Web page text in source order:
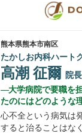
熊本県熊本市南区
たかしお内科ハート
高潮 征爾 院長
大学病院で要職を
たのにはどのような
心不全という病気は
すると治ることはなく